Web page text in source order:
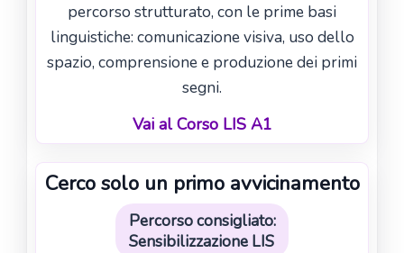
percorso strutturato, con le prime basi
linguistiche: comunicazione visiva, uso dello
spazio, comprensione e produzione dei primi
segni.
Vai al Corso LIS A1
Cerco solo un primo avvicinamento
Percorso consigliato:
Sensibilizzazione LIS